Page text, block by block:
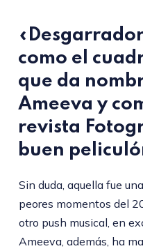
como el
que da
Ameeva y
revista
buen
Sin duda, aquella fue
peores momentos del
otro push musical, en
Ameeva, además, ha